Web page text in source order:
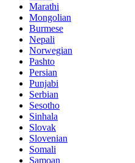
Marathi
Mongolian
Burmese
Nepali
Norwegian
Pashto
Persian
Punjabi
Serbian
Sesotho
Sinhala
Slovak
Slovenian
Somali
Samoan